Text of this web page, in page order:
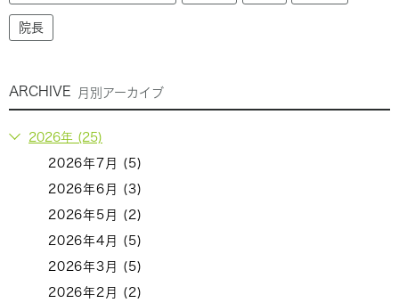
院長
ARCHIVE 月別アーカイブ
2026年 (25)
2026年7月 (5)
2026年6月 (3)
2026年5月 (2)
2026年4月 (5)
2026年3月 (5)
2026年2月 (2)